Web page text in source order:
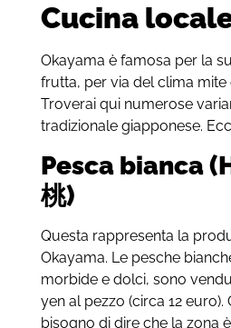
Cucina
Okayama è famosa per la
frutta, per via del clima mite
Troverai qui numerose
tradizionale giapponese.
Pesca bianca
桃)
Questa rappresenta la
Okayama. Le pesche
morbide e dolci, sono
yen al pezzo (circa 12 euro).
bisogno di dire che la zona